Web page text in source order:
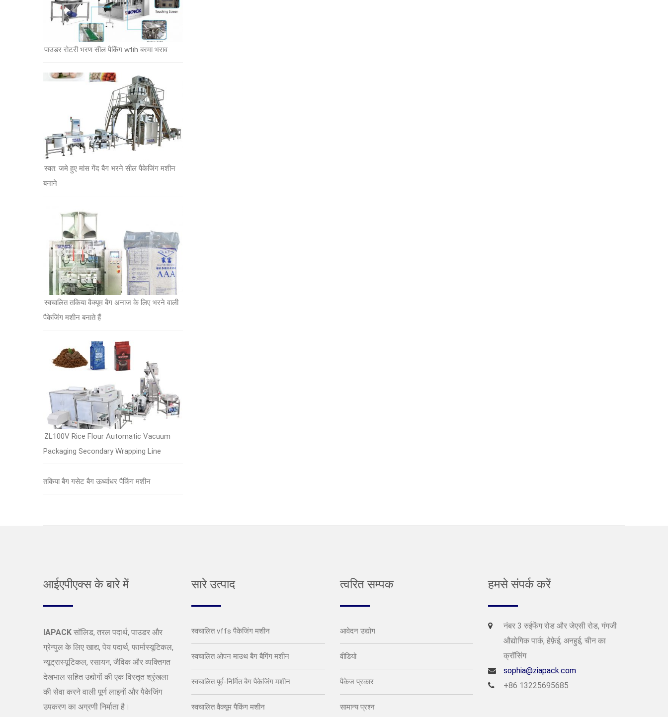
पाउडर रोटरी भरण सील पैकिंग wtih बरमा भराव
स्वत: जमे हुए मांस गेंद बैग भरने सील पैकेजिंग मशीन
बनाने
स्वचालित तकिया वैक्यूम बैग अनाज के लिए भरने वाली
पैकेजिंग मशीन बनाते हैं
ZL100V Rice Flour Automatic Vacuum
Packaging Secondary Wrapping Line
तकिया बैग गसेट बैग ऊर्ध्वाधर पैकिंग मशीन
आईएपीएक्स के बारे में
IAPACK सॉलिड, तरल पदार्थ, पाउडर और
ग्रेन्युल के लिए खाद्य, पेय पदार्थ, फार्मास्यूटिकल,
न्यूट्रास्यूटिकल, रसायन, जैविक और व्यक्तिगत
देखभाल सहित उद्योगों की एक विस्तृत श्रृंखला
की सेवा करने वाली पूर्ण लाइनों और पैकेजिंग
उपकरण का अग्रणी निर्माता है।
सारे उत्पाद
स्वचालित vffs पैकेजिंग मशीन
स्वचालित ओपन माउथ बैग बैगिंग मशीन
स्वचालित पूर्व-निर्मित बैग पैकेजिंग मशीन
स्वचालित वैक्यूम पैकिंग मशीन
त्वरित सम्पक
आवेदन उद्योग
वीडियो
पैकेज प्रकार
सामान्य प्रश्न
हमसे संपर्क करें
नंबर 3 रुईफेंग रोड और जेएसी रोड, गंगजी
औद्योगिक पार्क, हेफ़ेई, अनहुई, चीन का
क्रॉसिंग
sophia@ziapack.com
+86 13225695685